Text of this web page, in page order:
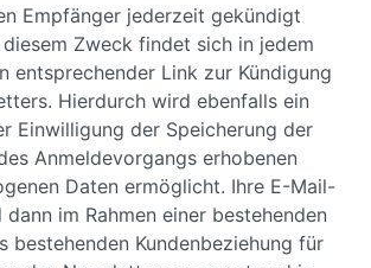
Empfänger jederzeit gekündigt
Zweck findet sich in jedem
entsprechender Link zur Kündigung
Hierdurch wird ebenfalls ein
Einwilligung der Speicherung der
Anmeldevorgangs erhobenen
Daten ermöglicht. Ihre E-Mail-
im Rahmen einer bestehenden
bestehenden Kundenbeziehung für